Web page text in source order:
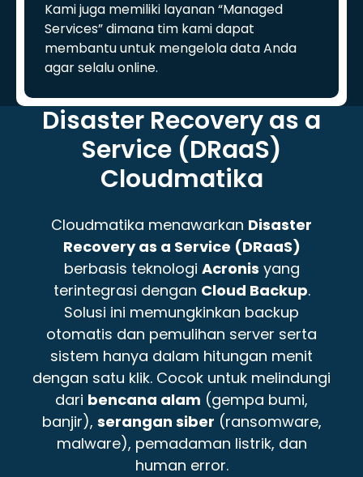
Kami juga memiliki layanan “Managed
Services” dimana tim kami dapat
membantu untuk mengelola data Anda
agar selalu online.
Disaster Recovery as a
Service (DRaaS)
Cloudmatika
Cloudmatika menawarkan Disaster
Recovery as a Service (DRaaS)
berbasis teknologi Acronis yang
terintegrasi dengan Cloud Backup.
Solusi ini memungkinkan backup
otomatis dan pemulihan server serta
sistem hanya dalam hitungan menit
dengan satu klik. Cocok untuk melindungi
dari bencana alam (gempa bumi,
banjir), serangan siber (ransomware,
malware), pemadaman listrik, dan
human error.